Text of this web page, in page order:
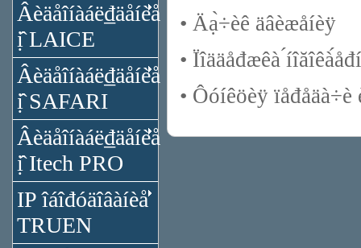
Âèäåîíàáë₫äåíèå
ị̂ LAICE
Âèäåîíàáë₫äåíèå
ị̂ SAFARI
Âèäåîíàáë₫äåíèå
ị̂ Itech PRO
IP îáîđóäîâàíèå
TRUEN
• Äạ̀÷èê äâèæåíèÿ
• Ïîääåđæêà
• Ôóíêöèÿ ïåđåäà÷è